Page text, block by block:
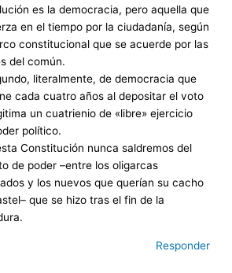
es la democracia, pero aquella que
en el tiempo por la ciudadanía, según
constitucional que se acuerde por las
del común.
literalmente, de democracia que
cada cuatro años al depositar el voto
un cuatrienio de «libre» ejercicio
político.
Constitución nunca saldremos del
de poder –entre los oligarcas
y los nuevos que querían su cacho
que se hizo tras el fin de la
Responder